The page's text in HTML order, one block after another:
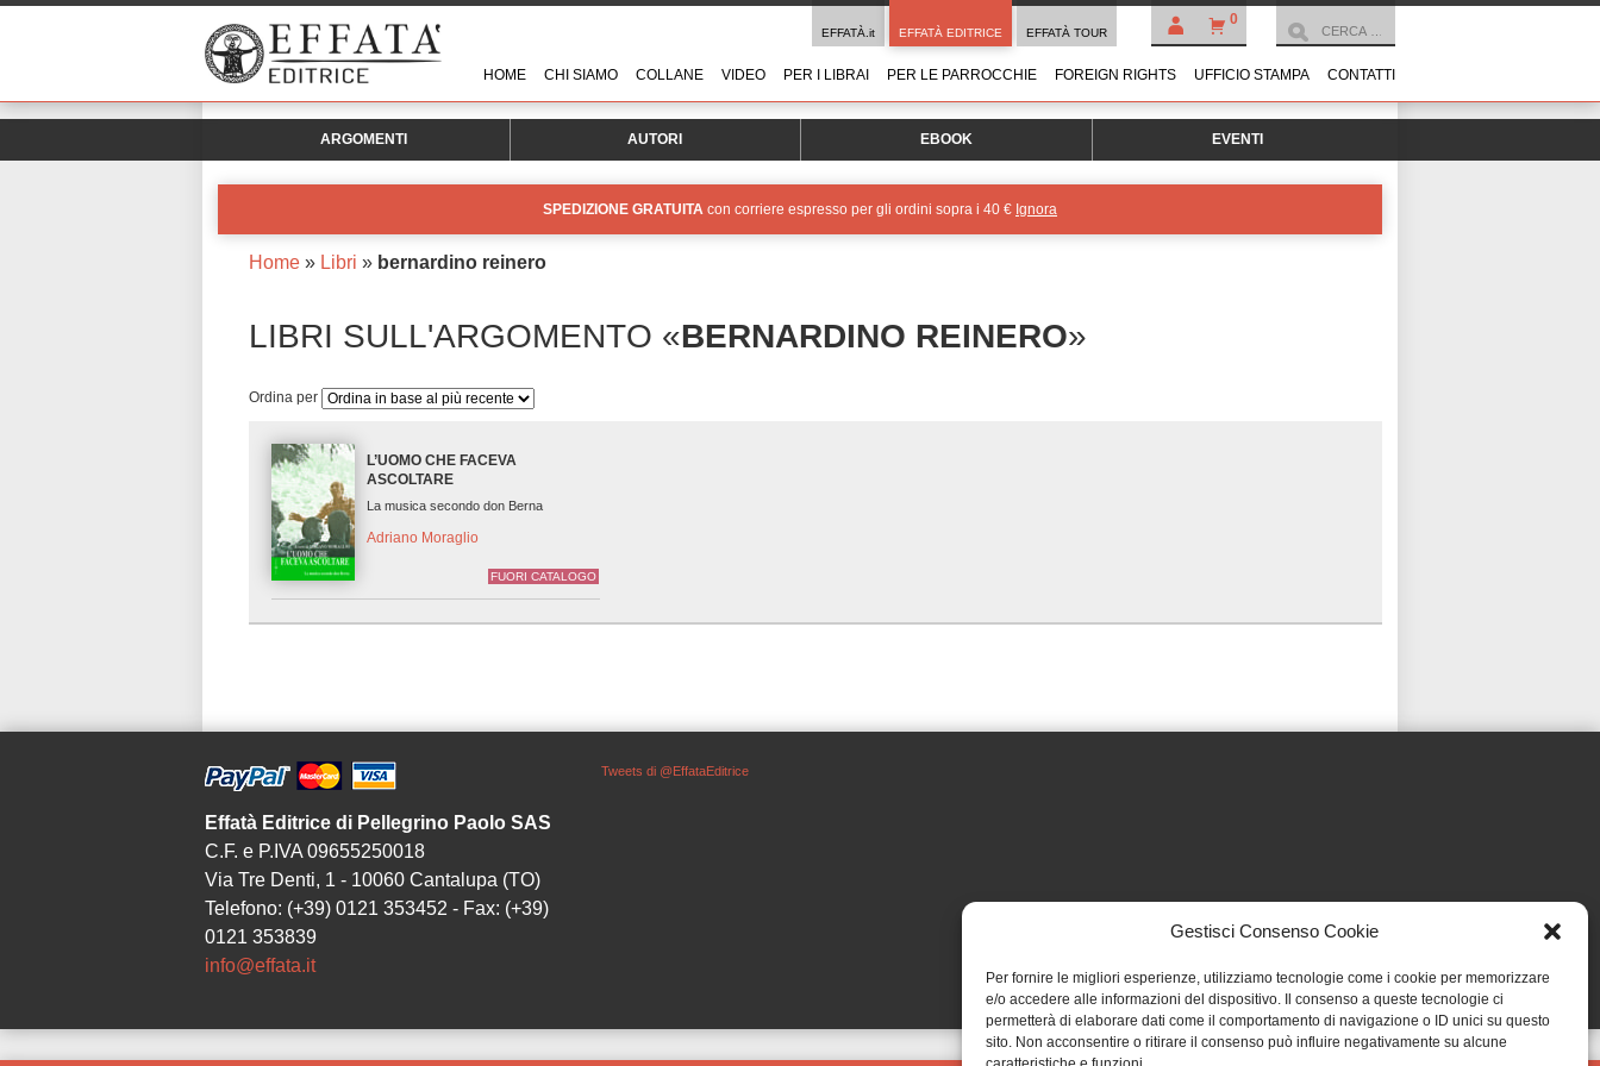
Gestisci Consenso Cookie
Per fornire le migliori esperienze, utilizziamo tecnologie come i cookie per memorizzare
e/o accedere alle informazioni del dispositivo. Il consenso a queste tecnologie ci
permetterà di elaborare dati come il comportamento di navigazione o ID unici su questo
sito. Non acconsentire o ritirare il consenso può influire negativamente su alcune
0
EFFATÀ.it EFFATÀ EDITRICE EFFATÀ TOUR
HOME CHI SIAMO COLLANE VIDEO PER I LIBRAI PER LE PARROCCHIE FOREIGN RIGHTS UFFICIO STAMPA CONTATTI
ARGOMENTI AUTORI EBOOK EVENTI
SPEDIZIONE GRATUITA con corriere espresso per gli ordini sopra i 40 € Ignora
Home » Libri » bernardino reinero
LIBRI SULL'ARGOMENTO «BERNARDINO REINERO»
Ordina per
L’UOMO CHE FACEVA
ASCOLTARE
La musica secondo don Berna
Adriano Moraglio
FUORI CATALOGO
Effatà Editrice di Pellegrino Paolo SAS
C.F. e P.IVA 09655250018
Via Tre Denti, 1 - 10060 Cantalupa (TO)
Telefono: (+39) 0121 353452 - Fax: (+39)
0121 353839
info@effata.it
Tweets di @EffataEditrice